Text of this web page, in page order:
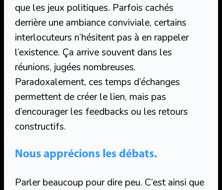
que les jeux politiques. Parfois cachés
derrière une ambiance conviviale, certains
interlocuteurs n’hésitent pas à en rappeler
l’existence. Ça arrive souvent dans les
réunions, jugées nombreuses.
Paradoxalement, ces temps d’échanges
permettent de créer le lien, mais pas
d’encourager les feedbacks ou les retours
constructifs.
Nous apprécions les débats.
Parler beaucoup pour dire peu. C’est ainsi que